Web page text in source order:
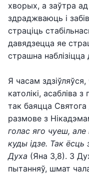
хворых, а заўтра
здраджваюць і
страціць
давядзецца яе
страшна наблізіцца
Я часам
католікі, асабліва
так баяцца
размове з
голас яго чуеш,
куды ідзе. Так
Духа (Яна 3,8). З
пытанняў, шмат